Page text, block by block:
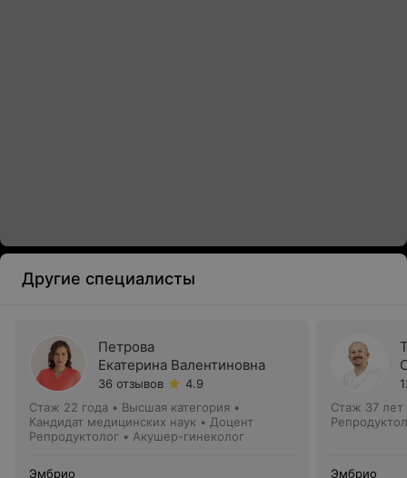
Другие специалисты
Петрова
Екатерина Валентиновна
36 отзывов
4.9
Стаж 22 года • Высшая категория •
Кандидат медицинских наук • Доцент
Репродуктолог • Акушер-гинеколог
Эмбрио
Стаж 37 лет
Эмбрио